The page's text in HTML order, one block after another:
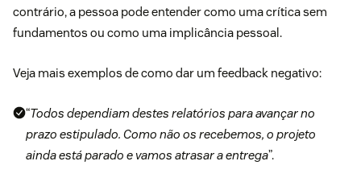
contrário, a pessoa pode entender como uma crítica sem
fundamentos ou como uma implicância pessoal.
Veja mais exemplos de como dar um feedback negativo:
“Todos dependiam destes relatórios para avançar no
prazo estipulado. Como não os recebemos, o projeto
ainda está parado e vamos atrasar a entrega”.